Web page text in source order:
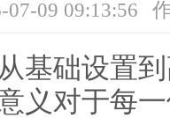
07-09 09:13:56
基础设置
义对于每